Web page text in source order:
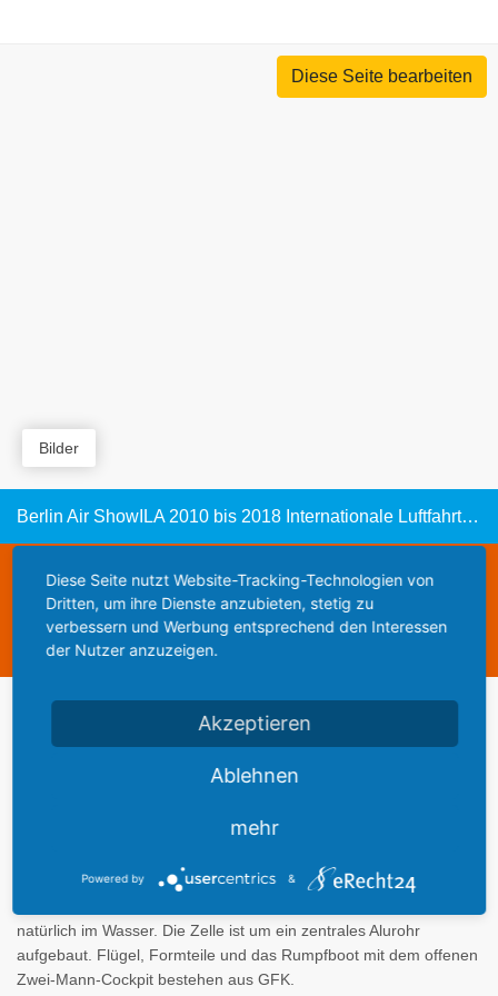
Diese Seite bearbeiten
Bilder
Berlin Air ShowILA 2010 bis 2018 Internationale Luftfahrtausstellung Fly Synthesis - CATALINA NG: amphibisches Spaßflugzeug in der Luft, an Land und natürlich im Wasser
Diese Webseite steht zum Verkauf
This website is for sale
Statistics
Das ultraleichte Amphibium Catalina NG aus italienischer
natürlich im Wasser. Die Zelle ist um ein zentrales Alurohr
aufgebaut. Flügel, Formteile und das Rumpfboot mit dem offenen
Zwei-Mann-Cockpit bestehen aus GFK.
Diese Seite nutzt Website-Tracking-Technologien von
Dritten, um ihre Dienste anzubieten, stetig zu
verbessern und Werbung entsprechend den Interessen
der Nutzer anzuzeigen.
Akzeptieren
Ablehnen
mehr
Powered by &